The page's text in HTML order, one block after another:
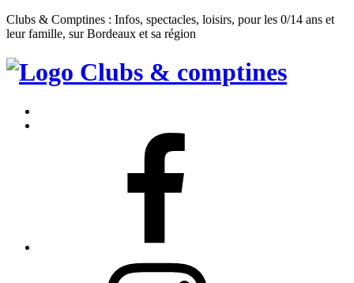
Clubs & Comptines : Infos, spectacles, loisirs, pour les 0/14 ans et
leur famille, sur Bordeaux et sa région
Clubs
Comptines